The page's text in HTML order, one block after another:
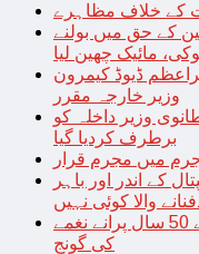
کے خلاف مظاہرے
کے حق میں بولنے
مائیک چھین لیا
ڈیوڈ کیمرون
وزیر خارجہ مقرر
وزیر داخلہ کو
برطرف کردیا گیا
میں مجرم قرار
کے اندر اور باہر
والا کوئی نہیں
اسکینڈے نیوین ممالک میں فلسطین کے 50 سال پرانے نغمے
کی گونج